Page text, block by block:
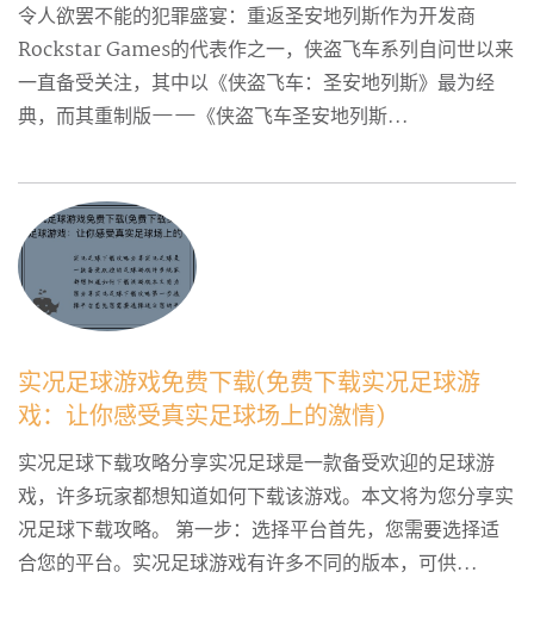
令人欲罢不能的犯罪盛宴：重返圣安地列斯作为开发商
Rockstar Games的代表作之一，侠盗飞车系列自问世以来
一直备受关注，其中以《侠盗飞车：圣安地列斯》最为经
典，而其重制版——《侠盗飞车圣安地列斯...
实况足球游戏免费下载(免费下载实况足球游
戏：让你感受真实足球场上的激情)
实况足球下载攻略分享实况足球是一款备受欢迎的足球游
戏，许多玩家都想知道如何下载该游戏。本文将为您分享实
况足球下载攻略。 第一步：选择平台首先，您需要选择适
合您的平台。实况足球游戏有许多不同的版本，可供...